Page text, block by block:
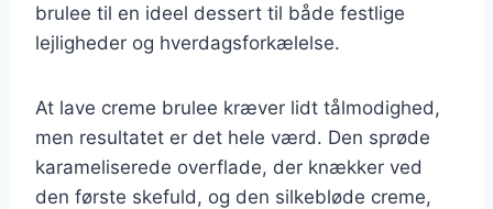
brulee til en ideel dessert til både festlige
lejligheder og hverdagsforkælelse.
At lave creme brulee kræver lidt tålmodighed,
men resultatet er det hele værd. Den sprøde
karameliserede overflade, der knækker ved
den første skefuld, og den silkebløde creme,